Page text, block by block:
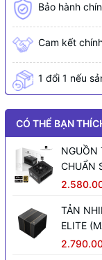
Bảo hành
Cam kết
1 đổi 1 nếu
CÓ THỂ BẠN
NGUỒN
CHUẨN
TẢN
ELITE